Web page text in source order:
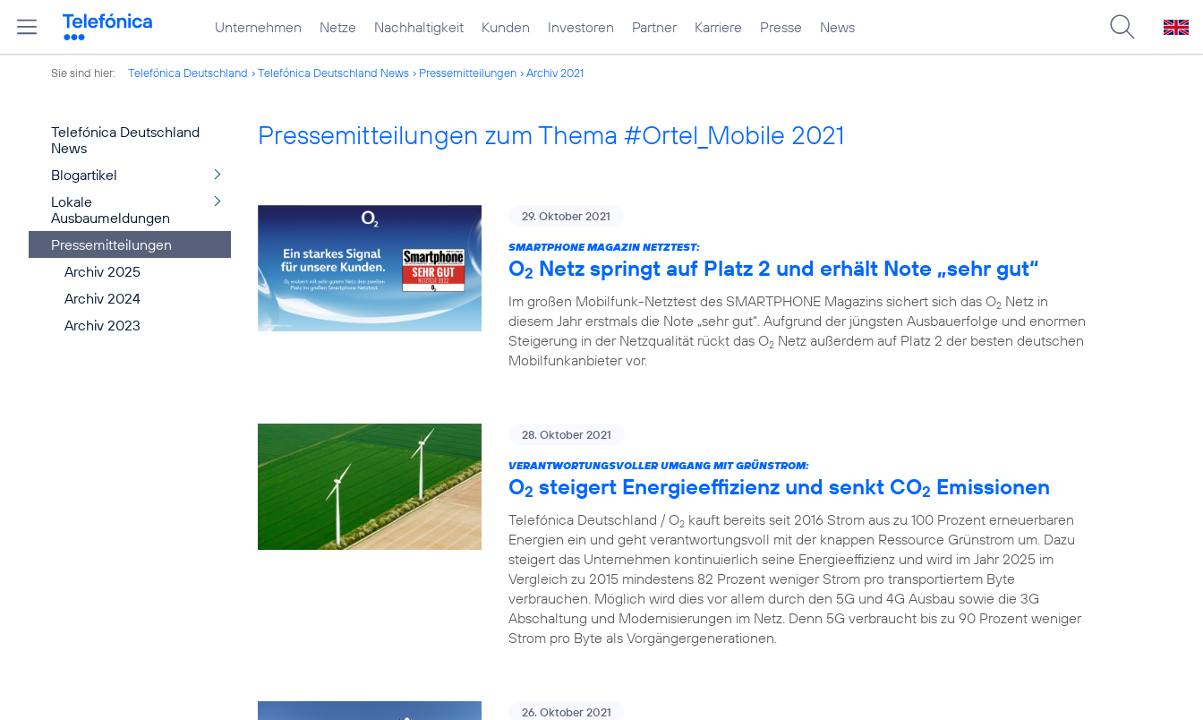
Unternehmen Netze Nachhaltigkeit Kunden Investoren Partner Karriere Presse News
Sie sind hier: Telefónica Deutschland Telefónica Deutschland News Pressemitteilungen Archiv 2021
Telefónica Deutschland
News
Blogartikel
Lokale
Ausbaumeldungen
Pressemitteilungen
Archiv 2025
Archiv 2024
Archiv 2023
Pressemitteilungen zum Thema #Ortel_Mobile 2021
29. Oktober 2021
SMARTPHONE MAGAZIN NETZTEST:
O2 Netz springt auf Platz 2 und erhält Note „sehr gut“
Im großen Mobilfunk-Netztest des SMARTPHONE Magazins sichert sich das O2 Netz in
diesem Jahr erstmals die Note „sehr gut“. Aufgrund der jüngsten Ausbauerfolge und enormen
Steigerung in der Netzqualität rückt das O2 Netz außerdem auf Platz 2 der besten deutschen
Mobilfunkanbieter vor.
28. Oktober 2021
VERANTWORTUNGSVOLLER UMGANG MIT GRÜNSTROM:
O2 steigert Energieeffizienz und senkt CO2 Emissionen
Telefónica Deutschland / O2 kauft bereits seit 2016 Strom aus zu 100 Prozent erneuerbaren
Energien ein und geht verantwortungsvoll mit der knappen Ressource Grünstrom um. Dazu
steigert das Unternehmen kontinuierlich seine Energieeffizienz und wird im Jahr 2025 im
Vergleich zu 2015 mindestens 82 Prozent weniger Strom pro transportiertem Byte
verbrauchen. Möglich wird dies vor allem durch den 5G und 4G Ausbau sowie die 3G
Abschaltung und Modernisierungen im Netz. Denn 5G verbraucht bis zu 90 Prozent weniger
Strom pro Byte als Vorgängergenerationen.
26. Oktober 2021